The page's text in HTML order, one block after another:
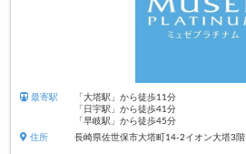
最寄駅
「大塔駅」から徒歩11分
「日宇駅」から徒歩41分
「早岐駅」から徒歩45分
住所
長崎県佐世保市大塔町14-2イオン大塔3階